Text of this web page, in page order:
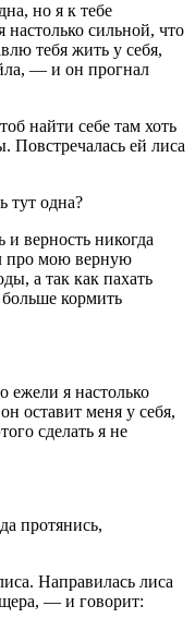
но я к тебе
сильной, что
тебя жить у себя,
— и он прогнал
найти себе там хоть
Повстречалась ей лиса
тут одна?
верность никогда
про мою верную
а так как пахать
кормить
я настолько
оставит меня у себя,
сделать я не
протянись,
Направилась лиса
— и говорит: